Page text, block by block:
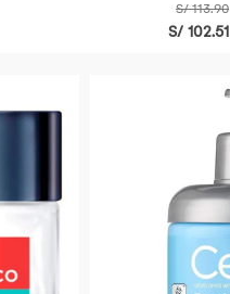
S/ 113.90
S/ 102.51